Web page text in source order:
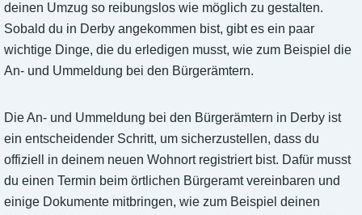
deinen Umzug so reibungslos wie möglich zu gestalten.
Sobald du in Derby angekommen bist, gibt es ein paar
wichtige Dinge, die du erledigen musst, wie zum Beispiel die
An- und Ummeldung bei den Bürgerämtern.
Die An- und Ummeldung bei den Bürgerämtern in Derby ist
ein entscheidender Schritt, um sicherzustellen, dass du
offiziell in deinem neuen Wohnort registriert bist. Dafür musst
du einen Termin beim örtlichen Bürgeramt vereinbaren und
einige Dokumente mitbringen, wie zum Beispiel deinen